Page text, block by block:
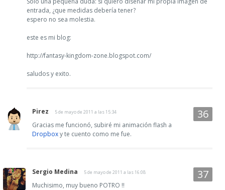
entrada, ¿que medidas debería tener?
espero no sea molestia.
este es mi blog:
http://fantasy-kingdom-zone.blogspot.com/
saludos y exito.
Pirez 5 de mayo de 2011 a las 15:34
Gracias me funcionó, subiré mi animación flash a
Dropboxy te cuento como me fue.
Sergio Medina 5 de mayo de 2011 a las 16:08
Muchisimo, muy bueno POTRO !!